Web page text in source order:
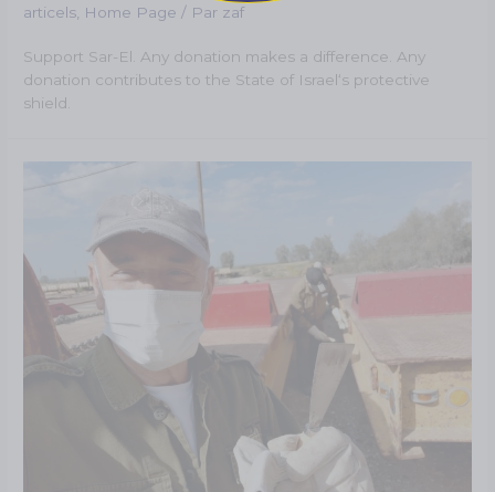
articels, Home Page / Par zaf
Support Sar-El. Any donation makes a difference. Any
donation contributes to the State of Israel‘s protective
shield.